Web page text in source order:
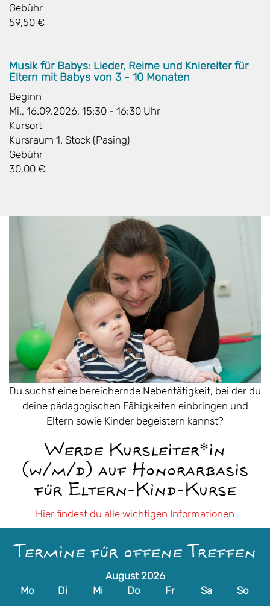
Gebühr
59,50 €
Musik für Babys: Lieder, Reime und Kniereiter für
Eltern mit Babys von 3 - 10 Monaten
Beginn
Mi., 16.09.2026, 15:30 - 16:30 Uhr
Kursort
Kursraum 1. Stock (Pasing)
Gebühr
30,00 €
Du suchst eine bereichernde Nebentätigkeit, bei der du
deine pädagogischen Fähigkeiten einbringen und
Eltern sowie Kinder begeistern kannst?
Werde Kursleiter*in
(w/m/d) auf Honorarbasis
für Eltern-Kind-Kurse
Hier findest du alle wichtigen Informationen
Termine für offene Treffen
August 2026
Mo
Di Mi Do Fr Sa
So